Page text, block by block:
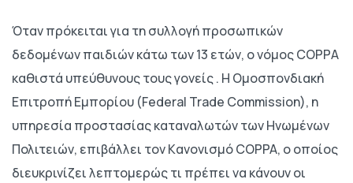
Όταν πρόκειται για τη συλλογή προσωπικών
δεδομένων παιδιών κάτω των 13 ετών, ο νόμος COPPΑ
καθιστά υπεύθυνους τους γονείς . Η Ομοσπονδιακή
Επιτροπή Εμπορίου (Federal Trade Commission), η
υπηρεσία προστασίας καταναλωτών των Ηνωμένων
Πολιτειών, επιβάλλει τον Kανονισμό COPPA, ο οποίος
διευκρινίζει λεπτομερώς τι πρέπει να κάνουν οι